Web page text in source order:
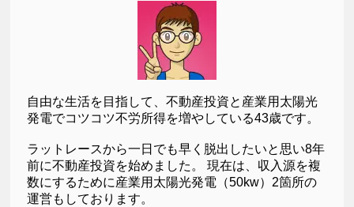
自由な生活を目指して、不動産投資と産業用太陽光
発電でコツコツ不労所得を増やしている43歳です。
ラットレースから一日でも早く脱出したいと思い8年
前に不動産投資を始めました。 現在は、収入源を複
数にするために産業用太陽光発電（50kw）2箇所の
運営もしております。